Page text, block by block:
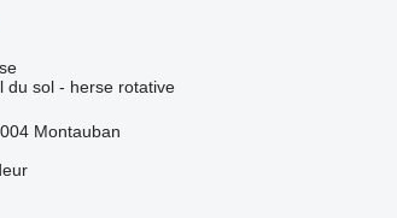
du sol - herse rotative
Montauban